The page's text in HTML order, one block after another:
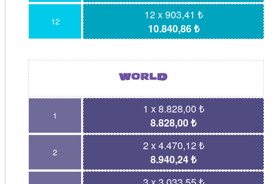
12
12 x 903,41 ₺
10.840,86 ₺
1
1 x 8.828,00 ₺
8.828,00 ₺
2
2 x 4.470,12 ₺
8.940,24 ₺